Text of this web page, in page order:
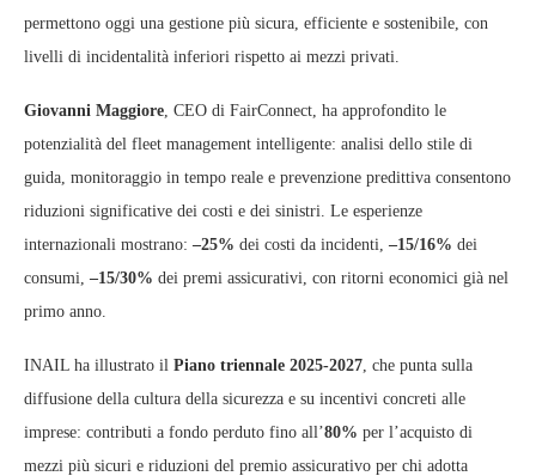
permettono oggi una gestione più sicura, efficiente e sostenibile, con
livelli di incidentalità inferiori rispetto ai mezzi privati.
Giovanni Maggiore , CEO di FairConnect, ha approfondito le
potenzialità del fleet management intelligente: analisi dello stile di
guida, monitoraggio in tempo reale e prevenzione predittiva consentono
riduzioni significative dei costi e dei sinistri. Le esperienze
internazionali mostrano: –25% dei costi da incidenti, –15/16% dei
consumi, –15/30% dei premi assicurativi, con ritorni economici già nel
primo anno.
INAIL ha illustrato il Piano triennale 2025‑2027 , che punta sulla
diffusione della cultura della sicurezza e su incentivi concreti alle
imprese: contributi a fondo perduto fino all’80% per l’acquisto di
mezzi più sicuri e riduzioni del premio assicurativo per chi adotta